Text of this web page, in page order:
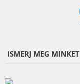
ISMERJ MEG MINKET